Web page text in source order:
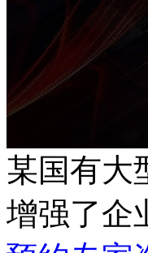
某国有大
增强了企